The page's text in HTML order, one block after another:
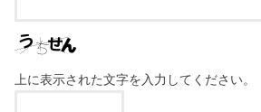
上に表示された文字を入力してください。